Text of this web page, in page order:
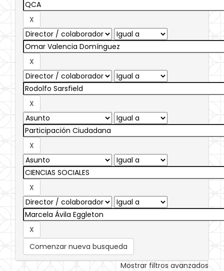
Comenzar nueva busqueda
Mostrar filtros avanzados